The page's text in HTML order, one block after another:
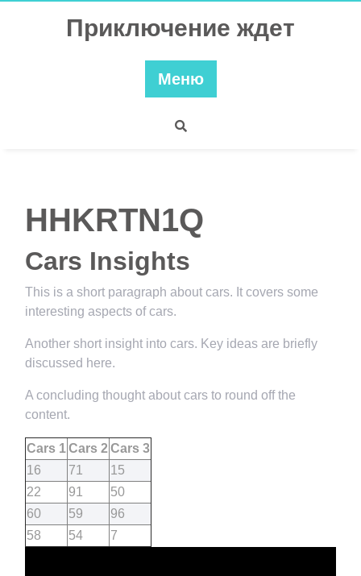
Приключение ждет
Меню
HHKRTN1Q
Cars Insights
This is a short paragraph about cars. It covers some
interesting aspects of cars.
Another short insight into cars. Key ideas are briefly
discussed here.
A concluding thought about cars to round off the
content.
Cars 1Cars 2 Cars 3
16
71
15
22
91
50
60
59
96
58
54 7